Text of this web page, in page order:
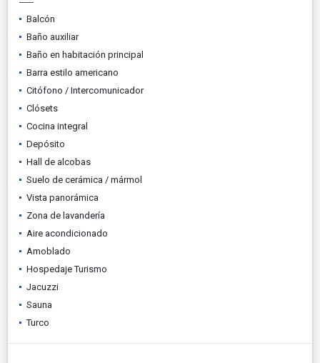
Balcón
Baño auxiliar
Baño en habitación principal
Barra estilo americano
Citófono / Intercomunicador
Clósets
Cocina integral
Depósito
Hall de alcobas
Suelo de cerámica / mármol
Vista panorámica
Zona de lavandería
Aire acondicionado
Amoblado
Hospedaje Turismo
Jacuzzi
Sauna
Turco